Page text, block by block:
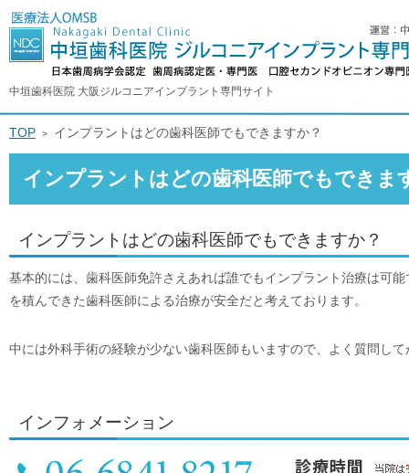
インプラントはどの歯科医師でもできま
中垣歯科医院 大阪ジルコニアインプラント専門サイト
インプラントはどの歯科医師でもできますか？
基本的には、歯科医師免許さえあれば誰でもインプラント治療は可
を積んできた歯科医師による治療が安全だと考えております。
中には外科手術の経験が少ない歯科医師もいますので、よく質問し
インフォメーション
TOP インプラントはどの歯科医師でもできますか？